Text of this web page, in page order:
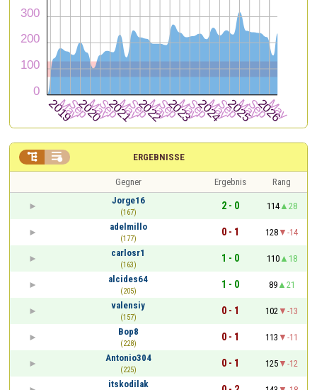
ERGEBNISSE
 
Gegner Ergebnis
Rang
Jorge16
(167)
2 - 0 114
28
adelmillo
(177)
0 - 1 128
-14
carlosr1
(163)
1 - 0 110
18
alcides64
(205)
1 - 0 89
21
valensiy
(157)
0 - 1 102
-13
Bop8
(228)
0 - 1 113
-11
Antonio304
(225)
0 - 1 125
-12
itskodilak